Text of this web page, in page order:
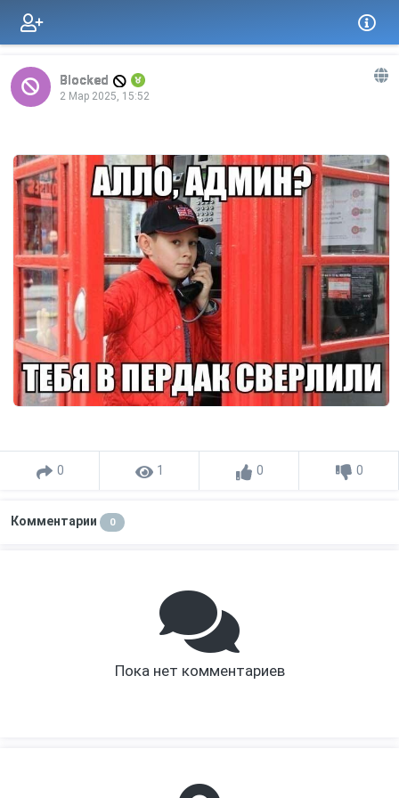
Blocked
2 Мар 2025, 15:52
0 1 0 0
Комментарии 0
Пока нет комментариев